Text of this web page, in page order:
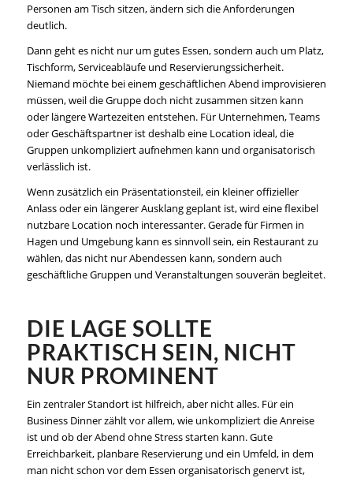
Personen am Tisch sitzen, ändern sich die Anforderungen
deutlich.
Dann geht es nicht nur um gutes Essen, sondern auch um Platz,
Tischform, Serviceabläufe und Reservierungssicherheit.
Niemand möchte bei einem geschäftlichen Abend improvisieren
müssen, weil die Gruppe doch nicht zusammen sitzen kann
oder längere Wartezeiten entstehen. Für Unternehmen, Teams
oder Geschäftspartner ist deshalb eine Location ideal, die
Gruppen unkompliziert aufnehmen kann und organisatorisch
verlässlich ist.
Wenn zusätzlich ein Präsentationsteil, ein kleiner offizieller
Anlass oder ein längerer Ausklang geplant ist, wird eine flexibel
nutzbare Location noch interessanter. Gerade für Firmen in
Hagen und Umgebung kann es sinnvoll sein, ein Restaurant zu
wählen, das nicht nur Abendessen kann, sondern auch
geschäftliche Gruppen und Veranstaltungen souverän begleitet.
DIE LAGE SOLLTE
PRAKTISCH SEIN, NICHT
NUR PROMINENT
Ein zentraler Standort ist hilfreich, aber nicht alles. Für ein
Business Dinner zählt vor allem, wie unkompliziert die Anreise
ist und ob der Abend ohne Stress starten kann. Gute
Erreichbarkeit, planbare Reservierung und ein Umfeld, in dem
man nicht schon vor dem Essen organisatorisch genervt ist,